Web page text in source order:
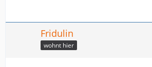
Fridulin
wohnt hier